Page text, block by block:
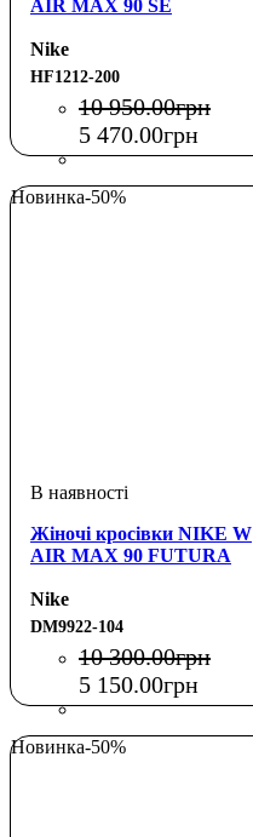
AIR MAX 90 SE
Nike
HF1212-200
10 950.00грн
5 470.00грн
Новинка-50%
Жіночі кросівки NIKE W
AIR MAX 90 FUTURA
Nike
DM9922-104
10 300.00грн
5 150.00грн
Новинка-50%